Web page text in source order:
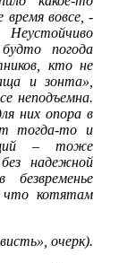
вовсе, -
Неустойчиво
погода
кто не
и зонта»,
неподъемна.
них опора в
тогда-то и
– тоже
надежной
что котятам
очерк).